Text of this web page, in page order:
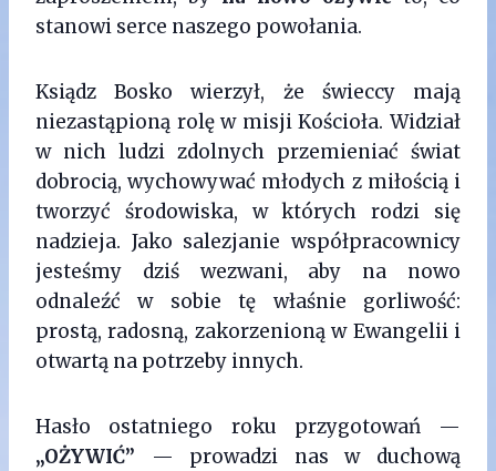
stanowi serce naszego powołania.
Ksiądz Bosko wierzył, że świeccy mają
niezastąpioną rolę w misji Kościoła. Widział
w nich ludzi zdolnych przemieniać świat
dobrocią, wychowywać młodych z miłością i
tworzyć środowiska, w których rodzi się
nadzieja. Jako salezjanie współpracownicy
jesteśmy dziś wezwani, aby na nowo
odnaleźć w sobie tę właśnie gorliwość:
prostą, radosną, zakorzenioną w Ewangelii i
otwartą na potrzeby innych.
Hasło ostatniego roku przygotowań —
„OŻYWIĆ” — prowadzi nas w duchową